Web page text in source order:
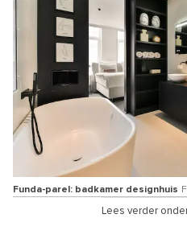
Funda-parel: badkamer designhuis
Lees verder